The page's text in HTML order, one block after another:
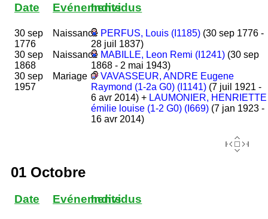
Date Evénements
Individus
30 sep
1776
Naissance PERFUS, Louis (I1185) (30 sep 1776 -
28 juil 1837)
30 sep
1868
Naissance MABILLE, Leon Remi (I1241) (30 sep
1868 - 2 mai 1943)
30 sep
1957
Mariage
VAVASSEUR, ANDRE Eugene
Raymond (1-2a G0) (I1141) (7 juil 1921 -
6 avr 2014) + LAUMONIER, HENRIETTE
émilie louise (1-2 G0) (I669) (7 jan 1923 -
16 avr 2014)
01 Octobre
Date Evénements
Individus